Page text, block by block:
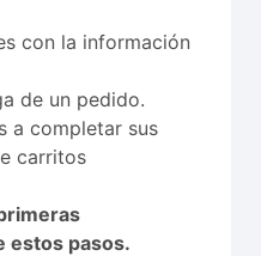
con la información
de un pedido.
a completar sus
carritos
estos pasos.